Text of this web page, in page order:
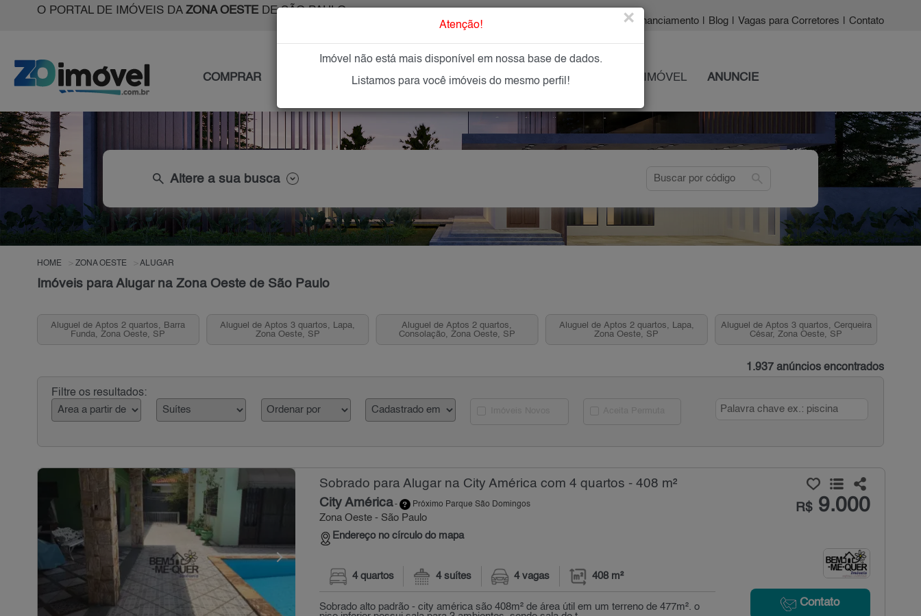
O PORTAL DE IMÓVEIS DA ZONA OESTEDE SÃO PAULO
| Financiamento Blog Vagas para Corretores Contato
COMPRAR IMÓVEIS NOVOS IMOBILIÁRIAS OFEREÇA SEU IMÓVEL ANUNCIE
search Altere a sua busca search
HOME ZONA OESTE ALUGAR
Imóveis para Alugar na Zona Oeste de São Paulo
Aluguel de Aptos 2 quartos, Barra
Funda, Zona Oeste, SP
Aluguel de Aptos 3 quartos, Lapa,
Zona Oeste, SP
Aluguel de Aptos 2 quartos,
Consolação, Zona Oeste, SP
Aluguel de Aptos 2 quartos, Lapa,
Zona Oeste, SP
Aluguel de Aptos 3 quartos, Cerqueira
César, Zona Oeste, SP
1.937 anúncios encontrados
Filtre os resultados:
Sobrado para Alugar na City América com 4 quartos - 408 m²
City América- Próximo Parque São Domingos
Zona Oeste - São Paulo
Endereço no círculo do mapa
R$9.000
Contato
4 quartos 4 suítes 4 vagas 408 m²
Sobrado alto padrão - city américa são 408m² de área útil em um terreno de 477m². o
Atenção! ×
Imóvel não está mais disponível em nossa base de dados.
Listamos para você imóveis do mesmo perfil!